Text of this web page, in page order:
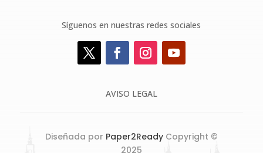
Síguenos en nuestras redes sociales
AVISO LEGAL
Diseñada por Paper2ReadyCopyright ©
2025